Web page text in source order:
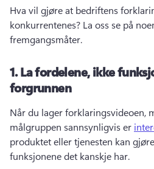
Hva vil gjøre at bedriftens
konkurrentenes? La oss se på
fremgangsmåter.
1.La fordelene, ikke
forgrunnen
Når du lager forklaringsvideoen,
målgruppen sannsynligvis er
produktet eller tjenesten kan
funksjonene det kanskje har.